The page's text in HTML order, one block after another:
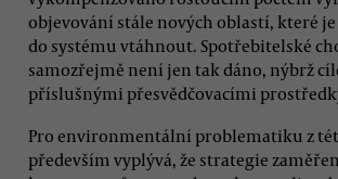
objevování stále nových oblastí, které
do systému vtáhnout. Spotřebitelské
samozřejmě není jen tak dáno, nýbrž
příslušnými přesvědčovacími
Pro environmentální problematiku z
především vyplývá, že strategie